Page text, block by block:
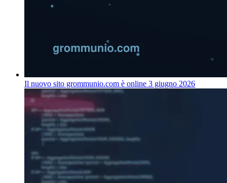
Il nuovo sito grommunio.com è online 3 giugno 2026